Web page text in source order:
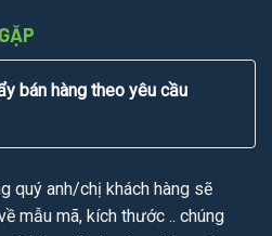
bán hàng theo yêu cầu
quý anh/chị khách hàng sẽ
mẫu mã, kích thước .. chúng